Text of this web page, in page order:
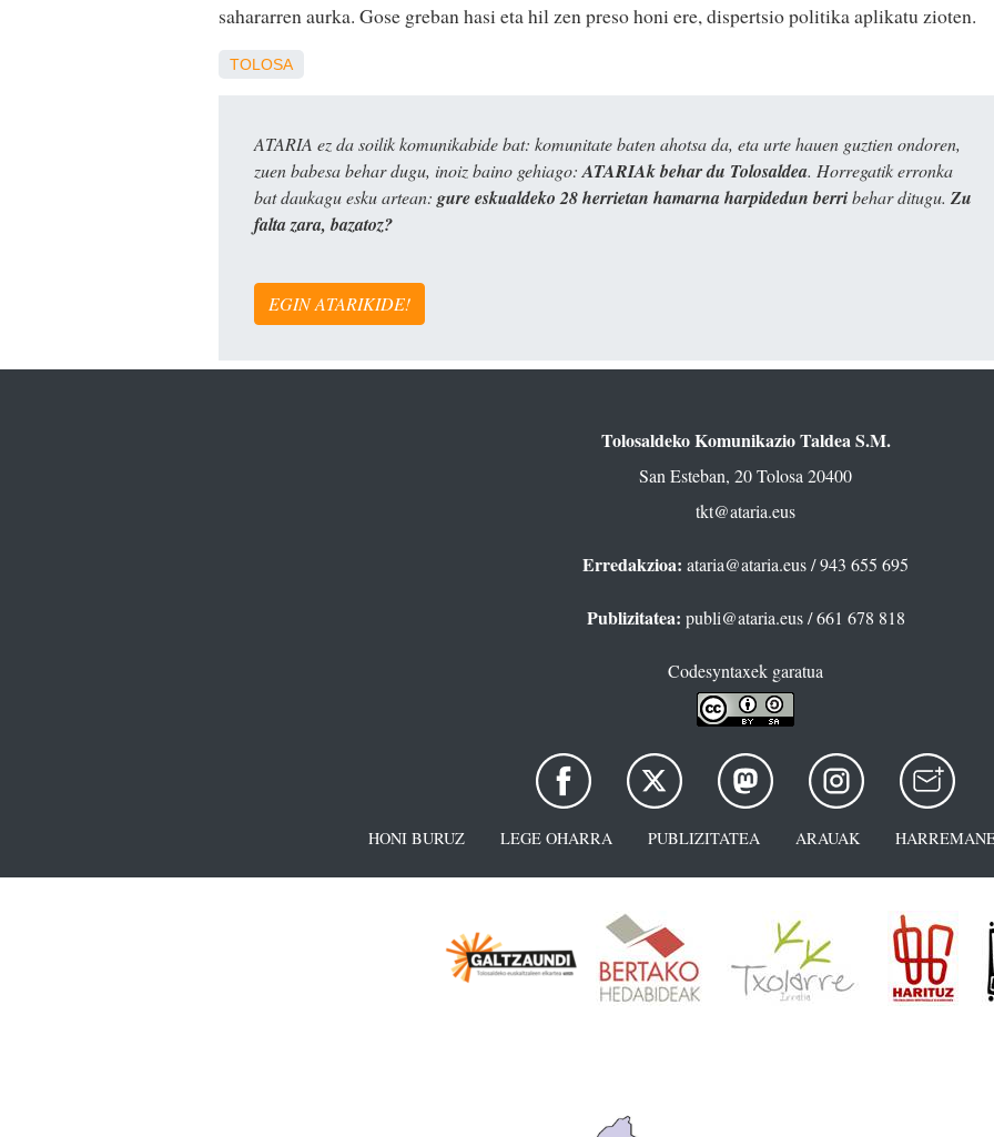
sahararren aurka. Gose greban hasi eta hil zen preso honi ere, dispertsio politika aplikatu zioten.
TOLOSA
ATARIA ez da soilik komunikabide bat: komunitate baten ahotsa da, eta urte hauen guztien ondoren,
zuen babesa behar dugu, inoiz baino gehiago: ATARIAk behar du Tolosaldea. Horregatik erronka
bat daukagu esku artean: gure eskualdeko 28 herrietan hamarna harpidedun berribehar ditugu. Zu
falta zara, bazatoz?
EGIN ATARIKIDE!
Tolosaldeko Komunikazio Taldea S.M.
San Esteban, 20 Tolosa 20400
tkt@ataria.eus
Erredakzioa: ataria@ataria.eus/ 943 655 695
Publizitatea: publi@ataria.eus/ 661 678 818
Codesyntaxek garatua
HONI BURUZ LEGE OHARRA PUBLIZITATEA ARAUAK